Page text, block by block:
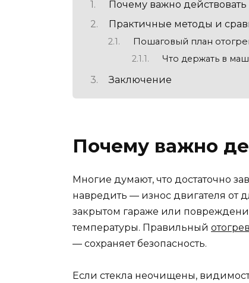
Почему важно
Практичные методы и
Пошаговый план
Что держать в
Заключение
Почему важно
Многие думают, что достаточно
навредить — износ двигателя от
закрытом гараже или
температуры. Правильный
— сохраняет безопасность.
Если стекла неочищены,